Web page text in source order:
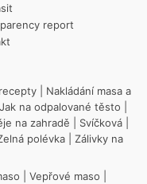
report
Nakládání masa a
Jak na odpalované těsto
na zahradě Svíčková
polévka
Zálivky na
Vepřové maso